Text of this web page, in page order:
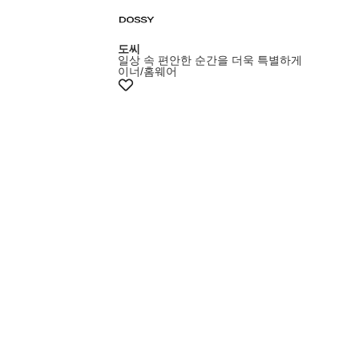
도씨
일상 속 편안한 순간을 더욱 특별하게
이너/홈웨어